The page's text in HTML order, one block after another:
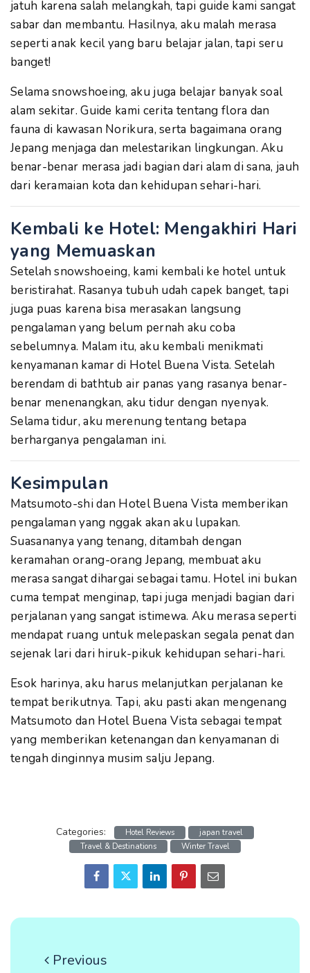
jatuh karena salah melangkah, tapi guide kami sangat
sabar dan membantu. Hasilnya, aku malah merasa
seperti anak kecil yang baru belajar jalan, tapi seru
banget!
Selama snowshoeing, aku juga belajar banyak soal
alam sekitar. Guide kami cerita tentang flora dan
fauna di kawasan Norikura, serta bagaimana orang
Jepang menjaga dan melestarikan lingkungan. Aku
benar-benar merasa jadi bagian dari alam di sana, jauh
dari keramaian kota dan kehidupan sehari-hari.
Kembali ke Hotel: Mengakhiri Hari
yang Memuaskan
Setelah snowshoeing, kami kembali ke hotel untuk
beristirahat. Rasanya tubuh udah capek banget, tapi
juga puas karena bisa merasakan langsung
pengalaman yang belum pernah aku coba
sebelumnya. Malam itu, aku kembali menikmati
kenyamanan kamar di Hotel Buena Vista. Setelah
berendam di bathtub air panas yang rasanya benar-
benar menenangkan, aku tidur dengan nyenyak.
Selama tidur, aku merenung tentang betapa
berharganya pengalaman ini.
Kesimpulan
Matsumoto-shi dan Hotel Buena Vista memberikan
pengalaman yang nggak akan aku lupakan.
Suasananya yang tenang, ditambah dengan
keramahan orang-orang Jepang, membuat aku
merasa sangat dihargai sebagai tamu. Hotel ini bukan
cuma tempat menginap, tapi juga menjadi bagian dari
perjalanan yang sangat istimewa. Aku merasa seperti
mendapat ruang untuk melepaskan segala penat dan
sejenak lari dari hiruk-pikuk kehidupan sehari-hari.
Esok harinya, aku harus melanjutkan perjalanan ke
tempat berikutnya. Tapi, aku pasti akan mengenang
Matsumoto dan Hotel Buena Vista sebagai tempat
yang memberikan ketenangan dan kenyamanan di
tengah dinginnya musim salju Jepang.
Categories: Hotel Reviews
japan travel
Travel & Destinations
Winter Travel
Previous